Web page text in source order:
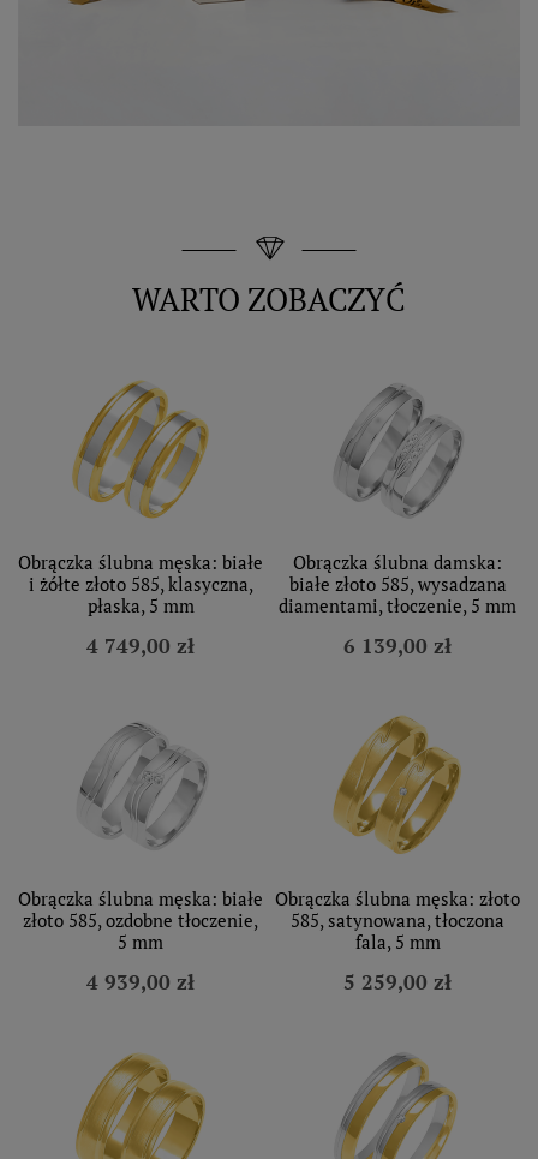
WARTO ZOBACZYĆ
Obrączka ślubna męska: białe
i żółte złoto 585, klasyczna,
płaska, 5 mm
4 749,00 zł
Obrączka ślubna damska:
białe złoto 585, wysadzana
diamentami, tłoczenie, 5 mm
6 139,00 zł
Obrączka ślubna męska: białe
złoto 585, ozdobne tłoczenie,
5 mm
4 939,00 zł
Obrączka ślubna męska: złoto
585, satynowana, tłoczona
fala, 5 mm
5 259,00 zł